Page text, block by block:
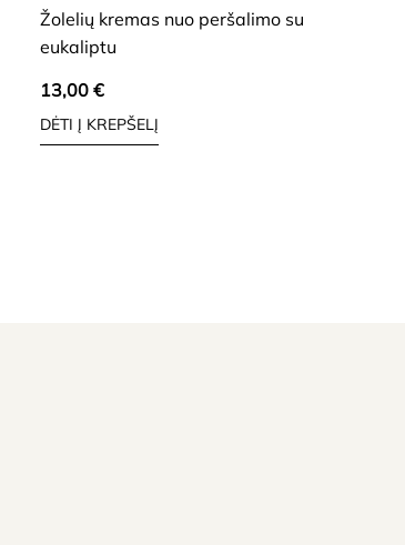
Žolelių kremas nuo peršalimo su
eukaliptu
13,00 €
DĖTI Į KREPŠELĮ